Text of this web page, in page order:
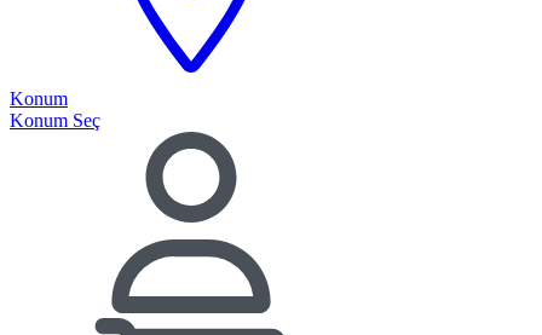
Konum
Konum Seç